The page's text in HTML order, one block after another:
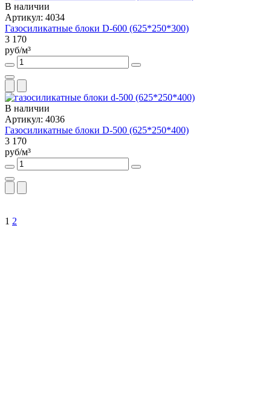
В наличии
Артикул: 4034
Газосиликатные блоки D-600 (625*250*300)
3 170
руб/м³
В наличии
Артикул: 4036
Газосиликатные блоки D-500 (625*250*400)
3 170
руб/м³
1 2